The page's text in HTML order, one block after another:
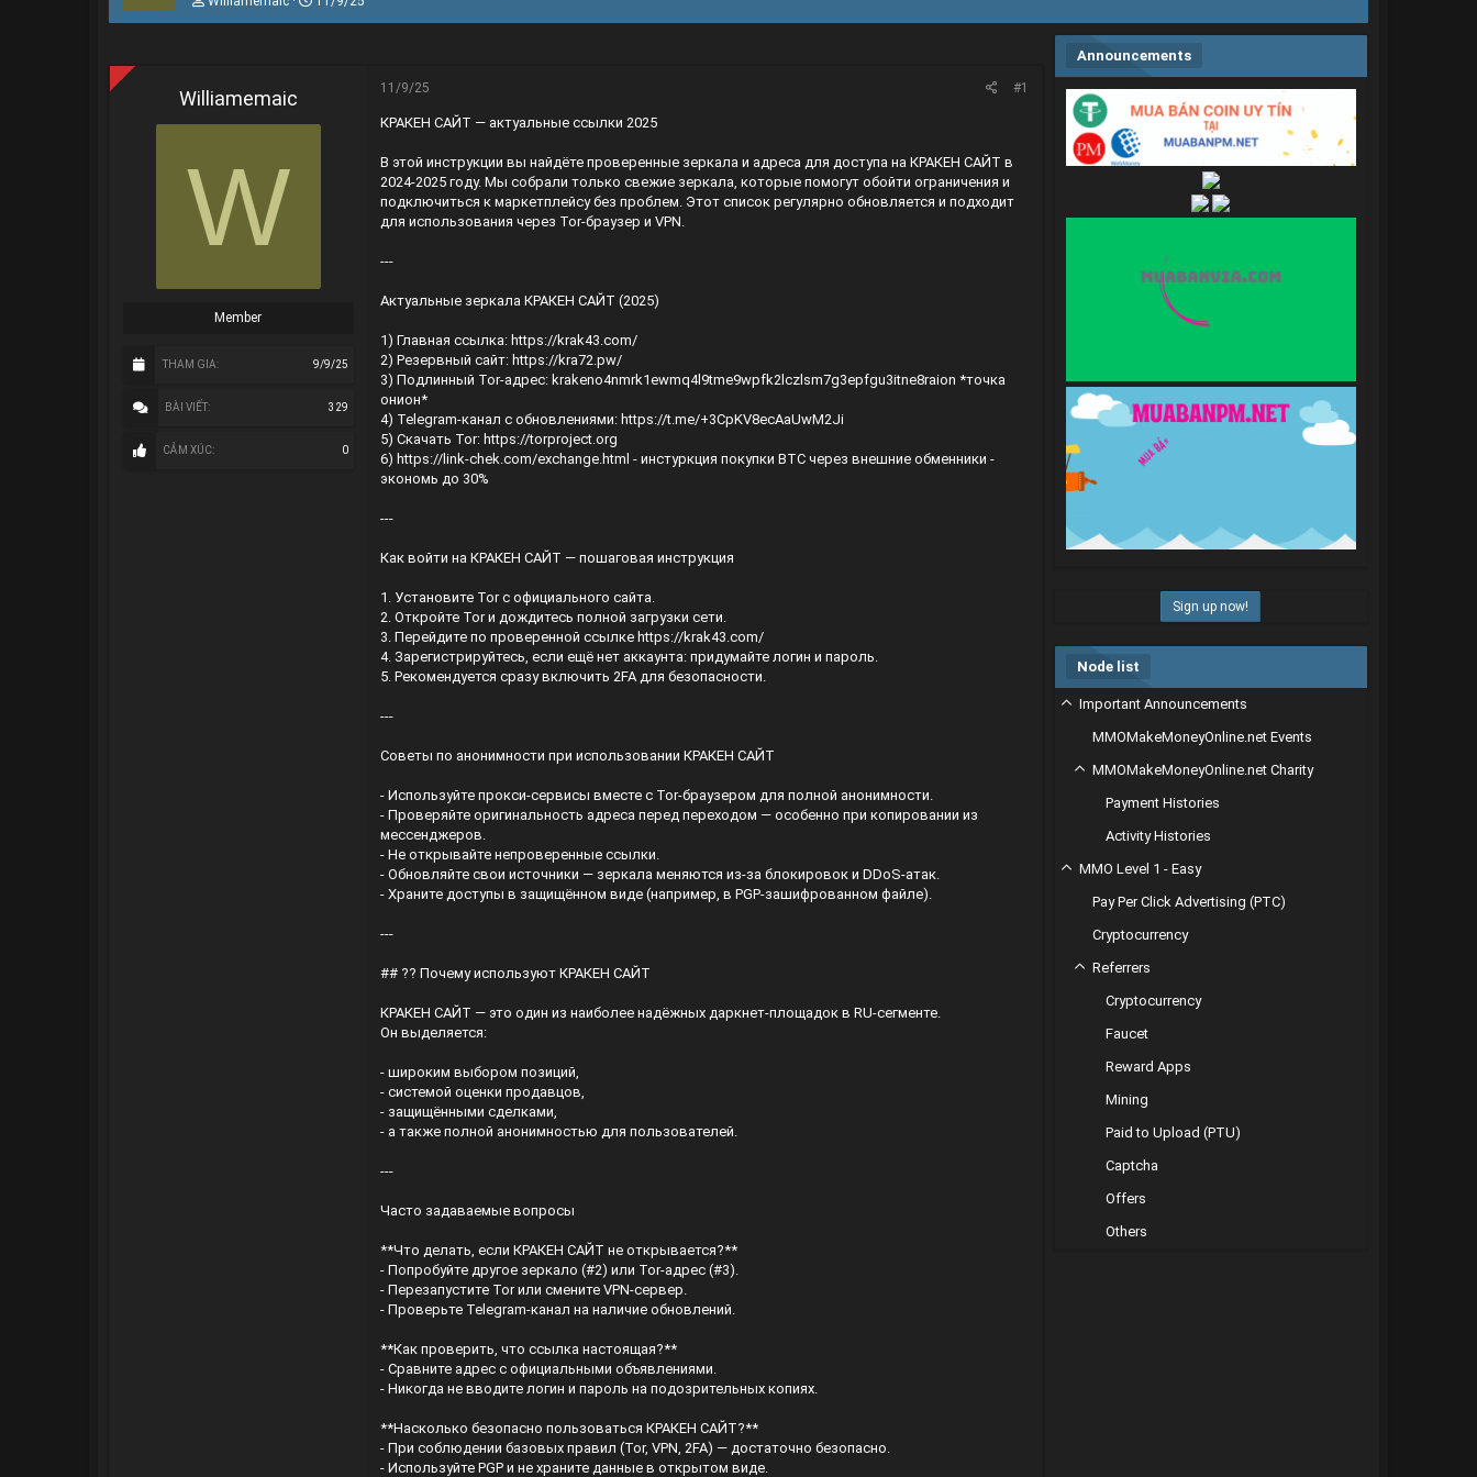
d
s
t
e
r
Williamemaic
W
Member
THAM GIA 9/9/25
BÀI VIẾT 329
CẢM XÚC 0
11/9/25 #1
КРАКЕН САЙТ — актуальные ссылки 2025
В этой инструкции вы найдёте проверенные зеркала и адреса для доступа на КРАКЕН САЙТ в
2024-2025 году. Мы собрали только свежие зеркала, которые помогут обойти ограничения и
подключиться к маркетплейсу без проблем. Этот список регулярно обновляется и подходит
для использования через Tor-браузер и VPN.
---
Актуальные зеркала КРАКЕН САЙТ (2025)
1) Главная ссылка: https://krak43.com/
2) Резервный сайт: https://kra72.pw/
3) Подлинный Tor-адрес: krakeno4nmrk1ewmq4l9tme9wpfk2lczlsm7g3epfgu3itne8raion *точка
онион*
4) Telegram-канал с обновлениями: https://t.me/+3CpKV8ecAaUwM2Ji
5) Скачать Tor: https://torproject.org
6) https://link-chek.com/exchange.html - инстуркция покупки BTC через внешние обменники -
экономь до 30%
---
Как войти на КРАКЕН САЙТ — пошаговая инструкция
1. Установите Tor с официального сайта.
2. Откройте Tor и дождитесь полной загрузки сети.
3. Перейдите по проверенной ссылке https://krak43.com/
4. Зарегистрируйтесь, если ещё нет аккаунта: придумайте логин и пароль.
5. Рекомендуется сразу включить 2FA для безопасности.
---
Советы по анонимности при использовании КРАКЕН САЙТ
- Используйте прокси-сервисы вместе с Tor-браузером для полной анонимности.
- Проверяйте оригинальность адреса перед переходом — особенно при копировании из
мессенджеров.
- Не открывайте непроверенные ссылки.
- Обновляйте свои источники — зеркала меняются из-за блокировок и DDoS-атак.
- Храните доступы в защищённом виде (например, в PGP-зашифрованном файле).
---
## ?? Почему используют КРАКЕН САЙТ
КРАКЕН САЙТ — это один из наиболее надёжных даркнет-площадок в RU-сегменте.
Он выделяется:
- широким выбором позиций,
- системой оценки продавцов,
- защищёнными сделками,
- а также полной анонимностью для пользователей.
---
Часто задаваемые вопросы
**Что делать, если КРАКЕН САЙТ не открывается?**
- Попробуйте другое зеркало (#2) или Tor-адрес (#3).
- Перезапустите Tor или смените VPN-сервер.
- Проверьте Telegram-канал на наличие обновлений.
**Как проверить, что ссылка настоящая?**
- Сравните адрес с официальными объявлениями.
- Никогда не вводите логин и пароль на подозрительных копиях.
**Насколько безопасно пользоваться КРАКЕН САЙТ?**
- При соблюдении базовых правил (Tor, VPN, 2FA) — достаточно безопасно.
- Используйте PGP и не храните данные в открытом виде.
Announcements
Sign up now!
Node list
Important Announcements
MMOMakeMoneyOnline.net Events
MMOMakeMoneyOnline.net Charity
Payment Histories
Activity Histories
MMO Level 1 - Easy
Pay Per Click Advertising (PTC)
Cryptocurrency
Referrers
Cryptocurrency
Faucet
Reward Apps
Mining
Paid to Upload (PTU)
Captcha
Offers
Others